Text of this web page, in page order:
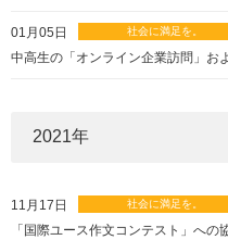
01月05日
中高生の「オンライン企業訪問」お
2021年
11月17日
「国際ユース作文コンテスト」への